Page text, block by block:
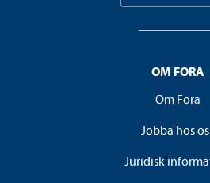
OM FORA
Om Fora
Jobba hos
Juridisk